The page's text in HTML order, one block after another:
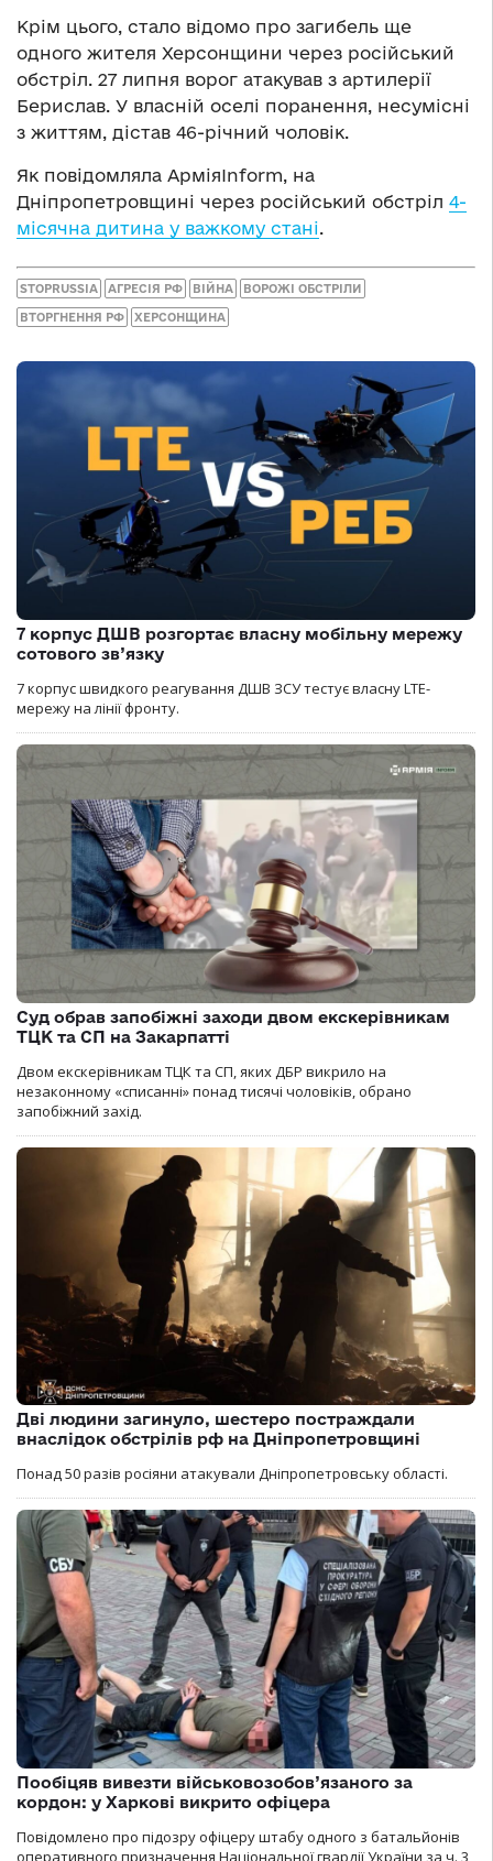
Крім цього, стало відомо про загибель ще
одного жителя Херсонщини через російський
обстріл. 27 липня ворог атакував з артилерії
Берислав. У власній оселі поранення, несумісні
з життям, дістав 46-річний чоловік.
Як повідомляла АрміяInform, на
Дніпропетровщині через російський обстріл 4-
місячна дитина у важкому стані.
STOPRUSSIA АГРЕСІЯ РФ ВІЙНА ВОРОЖІ ОБСТРІЛИ
ВТОРГНЕННЯ РФ ХЕРСОНЩИНА
7 корпус ДШВ розгортає власну мобільну мережу
сотового зв’язку
7 корпус швидкого реагування ДШВ ЗСУ тестує власну LTE-
мережу на лінії фронту.
Суд обрав запобіжні заходи двом екскерівникам
ТЦК та СП на Закарпатті
Двом екскерівникам ТЦК та СП, яких ДБР викрило на
незаконному «списанні» понад тисячі чоловіків, обрано
запобіжний захід.
Дві людини загинуло, шестеро постраждали
внаслідок обстрілів рф на Дніпропетровщині
Понад 50 разів росіяни атакували Дніпропетровську області.
Пообіцяв вивезти військовозобов’язаного за
кордон: у Харкові викрито офіцера
Повідомлено про підозру офіцеру штабу одного з батальйонів
оперативного призначення Національної гвардії України за ч. 3